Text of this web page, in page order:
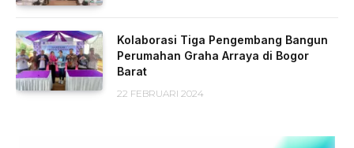
Kolaborasi Tiga Pengembang Bangun
Perumahan Graha Arraya di Bogor
Barat
22 FEBRUARI 2024